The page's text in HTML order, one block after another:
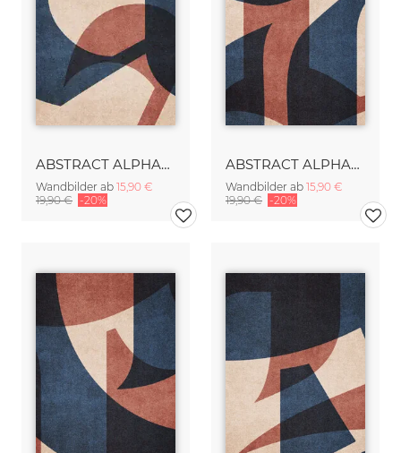
ABSTRACT ALPHABET Gothic A
Wandbilder ab 15,90 €
19,90 € -20%
ABSTRACT ALPHABET Gothic B
Wandbilder ab 15,90 €
19,90 € -20%